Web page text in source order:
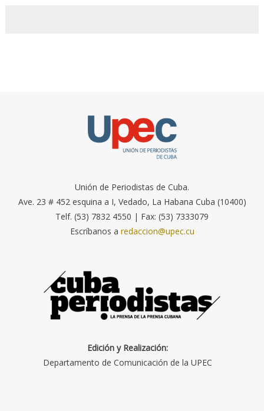
Unión de Periodistas de Cuba.
Ave. 23 # 452 esquina a I, Vedado, La Habana Cuba (10400)
Telf. (53) 7832 4550 | Fax: (53) 7333079
Escríbanos a redaccion@upec.cu
Edición y Realización:
Departamento de Comunicación de la UPEC